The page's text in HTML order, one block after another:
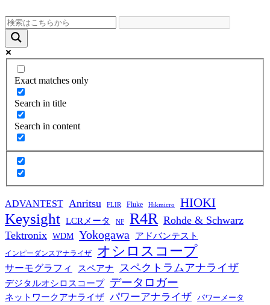
Exact matches only
Search in title
Search in content
ADVANTEST Anritsu FLIR Fluke Hikmicro HIOKI
Keysight LCRメータ NF R4R Rohde & Schwarz
Tektronix WDM Yokogawa アドバンテスト
インピーダンスアナライザ オシロスコープ
サーモグラフィ スペアナ スペクトラムアナライザ
デジタルオシロスコープ データロガー
ネットワークアナライザ パワーアナライザ パワーメータ